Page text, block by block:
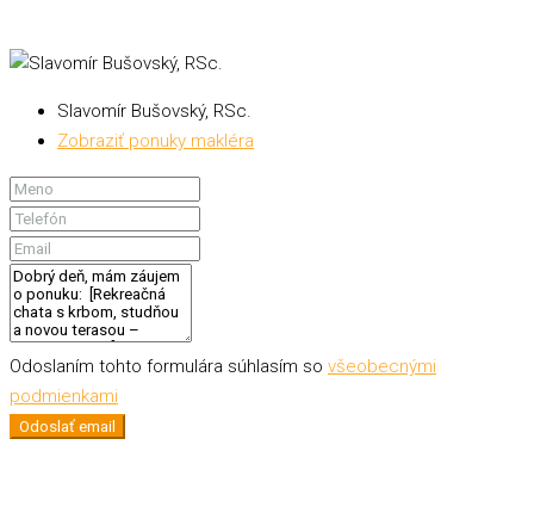
Slavomír Bušovský, RSc.
Zobraziť ponuky makléra
Odoslaním tohto formulára súhlasím so všeobecnými
podmienkami
Odoslať email